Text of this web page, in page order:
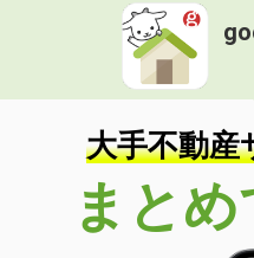
大手不動産
まとめ